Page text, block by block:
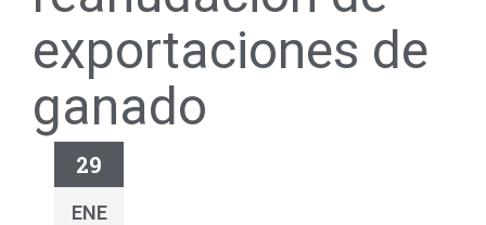
exportaciones de
ganado
29
ENE